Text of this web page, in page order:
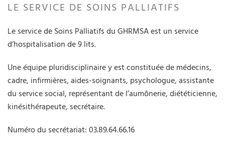
LE SERVICE DE SOINS PALLIATIFS
Le service de Soins Palliatifs du GHRMSA est un service
d’hospitalisation de 9 lits.
Une équipe pluridisciplinaire y est constituée de médecins,
cadre, infirmières, aides-soignants, psychologue, assistante
du service social, représentant de l’aumônerie, diététicienne,
kinésithérapeute, secrétaire.
Numéro du secrétariat: 03.89.64.66.16